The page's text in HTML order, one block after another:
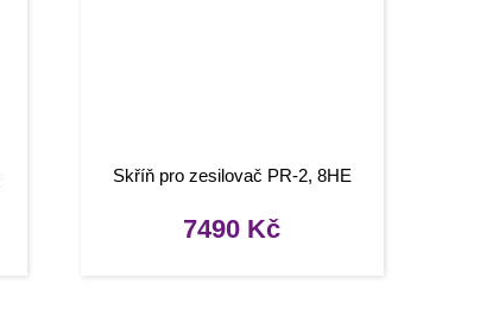
Skříň pro zesilovač PR-2, 8HE
7490 Kč